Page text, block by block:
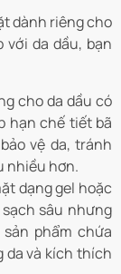
dành riêng cho
với da dầu, bạn
cho da dầu có
hạn chế tiết bã
vệ da, tránh
nhiều hơn.
dạng gel hoặc
sâu nhưng
phẩm chứa
da và kích thích